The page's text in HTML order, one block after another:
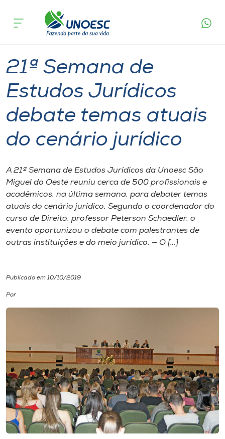
Cursos
Pesquisa
Atendimento ao Estudante
Portal de Ensino
A
Unoesc
Internacionalização
I.nova
Diplomados
Cultura
Biblioteca
Editora
Rádio
acontece
21ª Semana de
Estudos Jurídicos
debate temas atuais
do cenário jurídico
A 21ª Semana de Estudos Jurídicos da Unoesc São
Miguel do Oeste reuniu cerca de 500 profissionais e
acadêmicos, na última semana, para debater temas
atuais do cenário jurídico. Segundo o coordenador do
curso de Direito, professor Peterson Schaedler, o
evento oportunizou o debate com palestrantes de
outras instituições e do meio jurídico. — O […]
Publicado em 10/10/2019
Por